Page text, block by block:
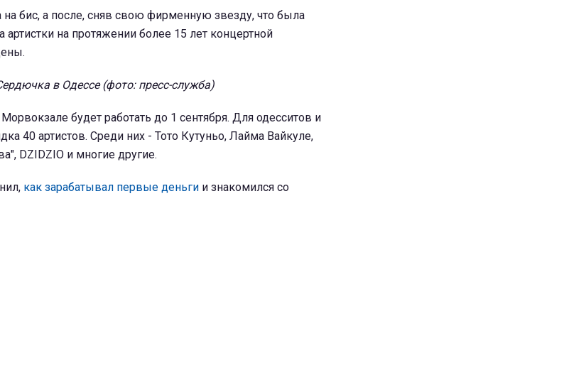
бис, а после, сняв свою фирменную звезду, что была
на протяжении более 15 лет концертной
в Одессе (фото: пресс-служба)
будет работать до 1 сентября. Для одесситов и
40 артистов. Среди них - Тото Кутуньо, Лайма Вайкуле,
DZIDZIO и многие другие.
как зарабатывал первые деньги и знакомился со